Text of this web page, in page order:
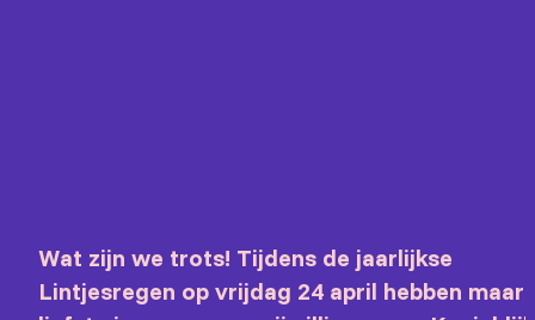
Wat zijn we trots! Tijdens de jaarlijkse
Lintjesregen op vrijdag 24 april hebben maar